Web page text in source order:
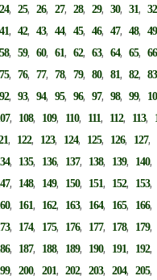
24,25,26,27,28,29,30,31,32
41,42,43,44,45,46,47,48,49
58,59,60,61,62,63,64,65,66
75,76,77,78,79,80,81,82,83
92,93,94,95,96,97,98,99,
, 108, 109, 110, 111, 112, 113,
, 122, 123, 124, 125, 126, 127,
, 135, 136, 137, 138, 139, 140,
, 148, 149, 150, 151, 152, 153,
, 161, 162, 163, 164, 165, 166,
, 174, 175, 176, 177, 178, 179,
, 187, 188, 189, 190, 191, 192,
,200,201,202,203,204,205